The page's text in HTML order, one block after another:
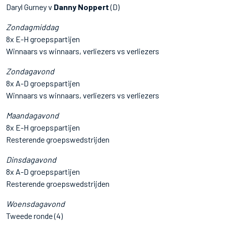
Daryl Gurney v Danny Noppert(D)
Zondagmiddag
8x E-H groepspartijen
Winnaars vs winnaars, verliezers vs verliezers
Zondagavond
8x A-D groepspartijen
Winnaars vs winnaars, verliezers vs verliezers
Maandagavond
8x E-H groepspartijen
Resterende groepswedstrijden
Dinsdagavond
8x A-D groepspartijen
Resterende groepswedstrijden
Woensdagavond
Tweede ronde (4)